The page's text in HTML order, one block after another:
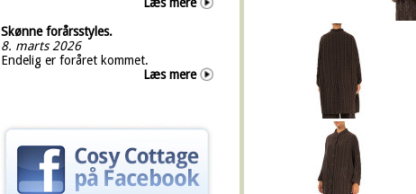
Skønne forårsstyles.
8. marts 2026
Endelig er foråret kommet.
Læs mere